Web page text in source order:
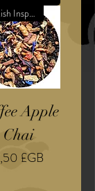
British Inspired Confection
Apple
Chai
£GB